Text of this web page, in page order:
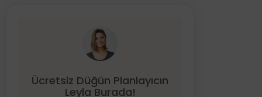
Ücretsiz Düğün Planlayıcın
Leyla Burada!